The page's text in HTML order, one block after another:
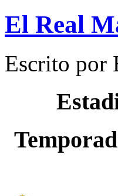
El Real
Escrito por